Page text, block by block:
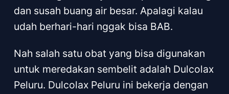
dan susah buang air besar. Apalagi kalau
udah berhari-hari nggak bisa BAB.
Nah salah satu obat yang bisa digunakan
untuk meredakan sembelit adalah Dulcolax
Peluru. Dulcolax Peluru ini bekerja dengan